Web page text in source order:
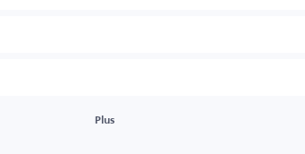
Plus